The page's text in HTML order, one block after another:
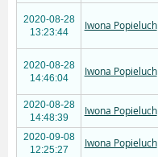
2020-08-28
13:23:44
Iwona Popieluch
2020-08-28
14:46:04
Iwona Popieluch
2020-08-28
14:48:39
Iwona Popieluch
2020-09-08
12:25:27
Iwona Popieluch